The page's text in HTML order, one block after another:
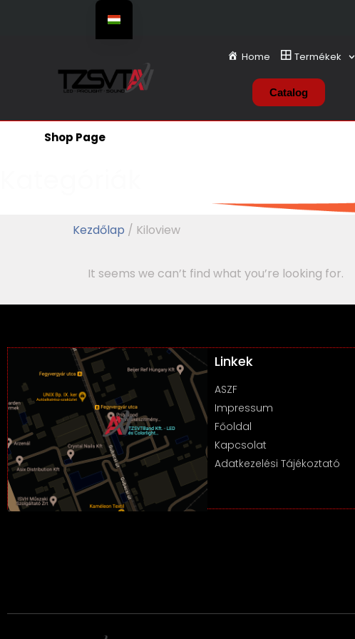
Home Termékek
Catalog
Shop Page
Kezdőlap / Kiloview
It seems we can’t find what you’re looking for.
Linkek
ASZF
Impressum
Főoldal
Kapcsolat
Adatkezelési Tájékoztató